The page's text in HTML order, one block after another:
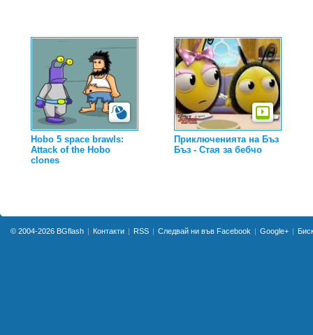
Hobo 5 space brawls:
Attack of the Hobo
clones
Приключенията на Бъз
Бъз - Стая за бебчо
© 2004-2026 BGflash Контакти RSS Следвай ни във Facebook Google+